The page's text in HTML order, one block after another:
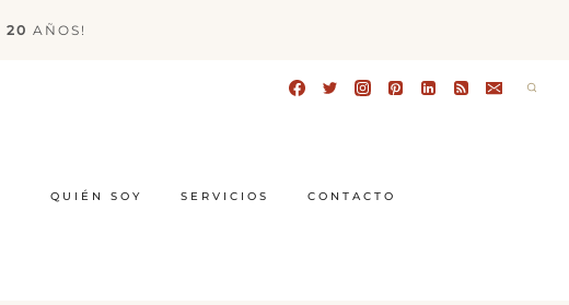
20 AÑOS!
QUIÉN SOY SERVICIOS CONTACTO